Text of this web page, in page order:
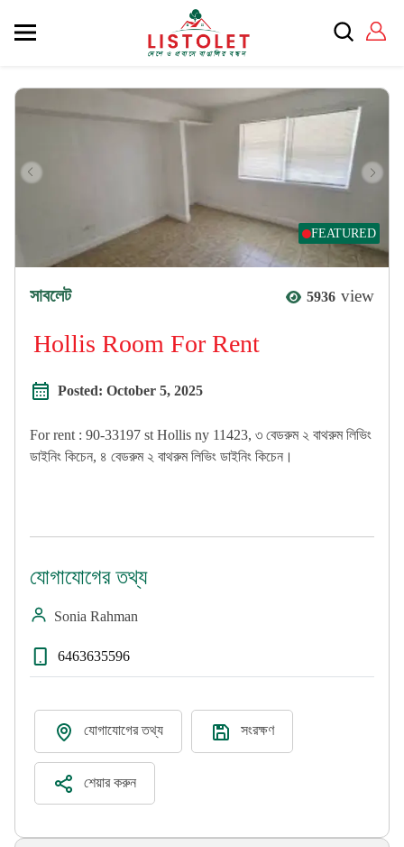
FEATURED
সাবলেট 5936 view
Hollis Room For Rent
Posted: October 5, 2025
For rent : 90-33197 st Hollis ny 11423, ৩ বেডরুম ২ বাথরুম লিভিং
ডাইনিং কিচেন, ৪ বেডরুম ২ বাথরুম লিভিং ডাইনিং কিচেন।
যোগাযোগের তথ্য
Sonia Rahman
6463635596
যোগাযোগের তথ্য সংরক্ষণ
শেয়ার করুন